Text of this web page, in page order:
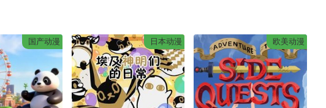
国产动漫 日本动漫 欧美动漫